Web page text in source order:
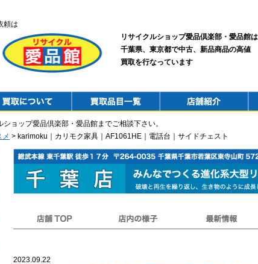
頼は
リサイクルショップ愛品倶楽部・愛品館は
千葉県、東京都で中古、新品商品の高値
買取を行なっています
ョップ愛品倶楽部・愛品館までご相談下さい。
メ > karimoku｜カリモク家具｜AF1061HE｜電話台｜サイドチェスト
2023.09.22